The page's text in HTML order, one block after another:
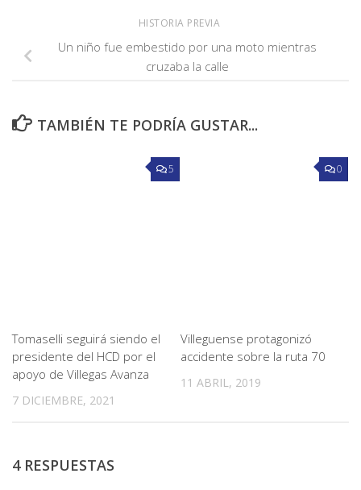
HISTORIA PREVIA
Un niño fue embestido por una moto mientras
cruzaba la calle
TAMBIÉN TE PODRÍA GUSTAR...
5
Tomaselli seguirá siendo el
presidente del HCD por el
apoyo de Villegas Avanza
7 DICIEMBRE, 2021
0
Villeguense protagonizó
accidente sobre la ruta 70
11 ABRIL, 2019
4 RESPUESTAS